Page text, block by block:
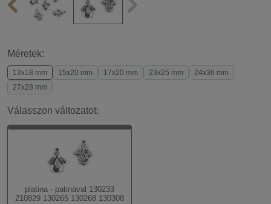
Méretek:
13x18 mm 15x20 mm 17x20 mm 23x25 mm
24x36 mm
27x28 mm
Válasszon változatot:
platina - patinával 130233
210829 130265 130268 130308